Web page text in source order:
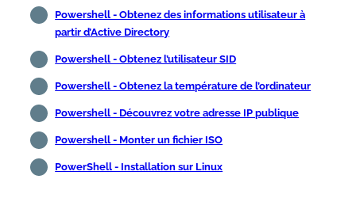
Powershell - Obtenez des informations utilisateur à
partir d’Active Directory
Powershell - Obtenez l’utilisateur SID
Powershell - Obtenez la température de l’ordinateur
Powershell - Découvrez votre adresse IP publique
Powershell - Monter un fichier ISO
PowerShell - Installation sur Linux